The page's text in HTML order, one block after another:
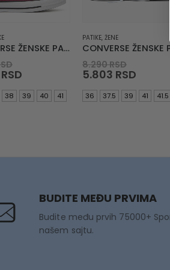
CONVERSE ŽENSKE PATIKE Chuck Taylor All Star
price
9.490 RSD.
RSD
is:
6.643 RSD.
38 39 40 41
PATIKE, ŽENE
8.290RSD
price
8.290
5.803 RSD
is:
5.803
36 37.5 39 41 41.5
BUDITE MEĐU PRVIMA
Budite među prvih 75000+
našem sajtu.